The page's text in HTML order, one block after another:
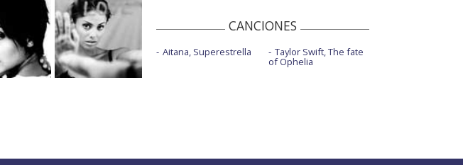
CANCIONES
Aitana, Superestrella Taylor Swift, The fate
of Ophelia